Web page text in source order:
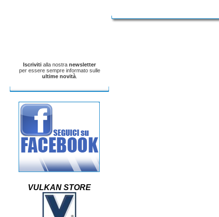
Iscriviti alla nostra newsletter
per essere sempre informato sulle
ultime novità.
VULKAN STORE